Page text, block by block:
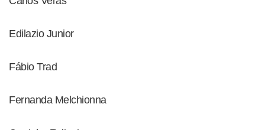
Edilazio Junior
Fábio Trad
Fernanda Melchionna